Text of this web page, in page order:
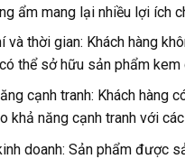
ẩm mang lại nhiều lợi ích
và thời gian: Khách hàng
thể sở hữu sản phẩm
cạnh tranh: Khách hàng
khả năng cạnh tranh với
doanh: Sản phẩm được